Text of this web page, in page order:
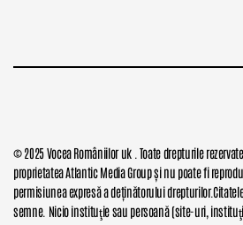
© 2025 Vocea Româniilor uk . Toate drepturile
proprietatea Atlantic Media Group și nu poate fi
permisiunea expresă a deținătorului
semne. Nicio instituţie sau persoană (site-uri,